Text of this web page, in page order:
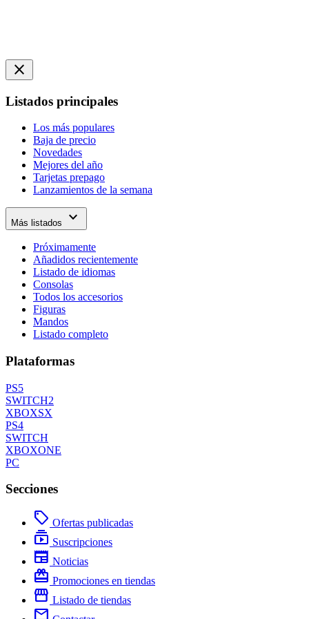
close
Listados principales
Los más populares
Baja de precio
Novedades
Mejores del año
Tarjetas prepago
Lanzamientos de la semana
Más listados expand_more
Próximamente
Añadidos recientemente
Listado de idiomas
Consolas
Todos los accesorios
Figuras
Mandos
Listado completo
Plataformas
PS5
SWITCH2
XBOXSX
PS4
SWITCH
XBOXONE
PC
Secciones
local_offer Ofertas publicadas
subscriptions Suscripciones
newspaper Noticias
redeem Promociones en tiendas
storefront Listado de tiendas
mail